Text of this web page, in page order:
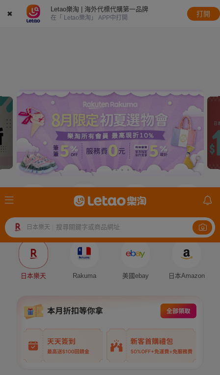
✖
Letao樂淘 | 海外代標代購第一品牌
在「 Letao樂淘」 APP中打開
打開
日本樂天 搜尋關鍵字或商品網址
Auction
Fleamarket
mercari
日本樂天 Rakuma 美國ebay 日本Amazon